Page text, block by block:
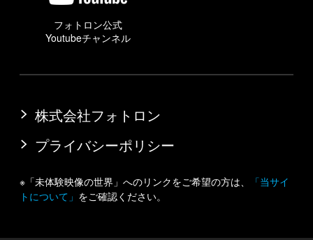
フォトロン公式
Youtubeチャンネル
株式会社フォトロン
プライバシーポリシー
※「未体験映像の世界」へのリンクをご希望の方は、
「当サイ
トについて」 をご確認ください。